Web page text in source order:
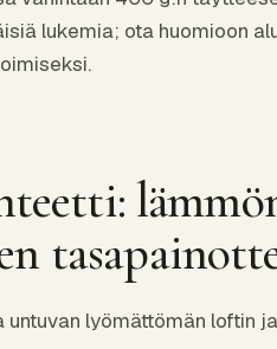
lukemia; ota huomioon
lyömättömän loftin